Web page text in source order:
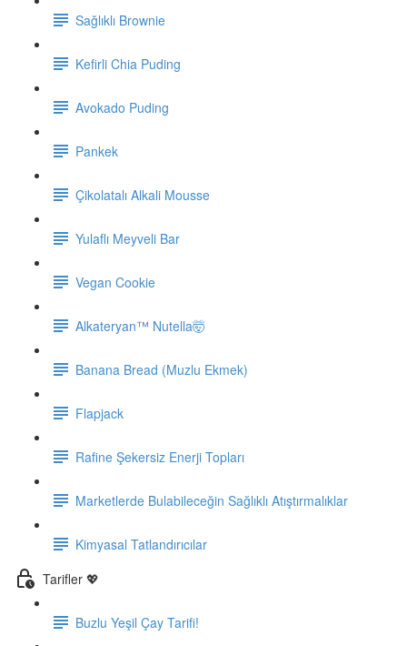
Sağlıklı Brownie
Kefirli Chia Puding
Avokado Puding
Pankek
Çikolatalı Alkali Mousse
Yulaflı Meyveli Bar
Vegan Cookie
Alkateryan™ Nutella🤯
Banana Bread (Muzlu Ekmek)
Flapjack
Rafine Şekersiz Enerji Topları
Marketlerde Bulabileceğin Sağlıklı Atıştırmalıklar
Kimyasal Tatlandırıcılar
Tarifler 💖
Buzlu Yeşil Çay Tarifi!